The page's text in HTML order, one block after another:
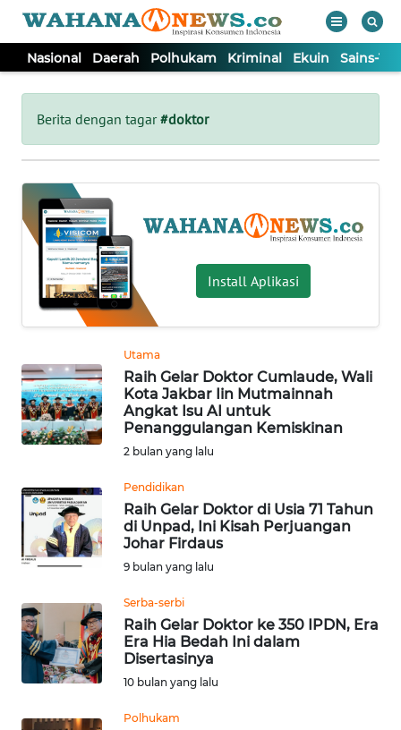
Nasional Daerah Polhukam Kriminal Ekuin Sains-
Berita dengan tagar#doktor
Install Aplikasi
Utama
Raih Gelar Doktor Cumlaude, Wali
Kota Jakbar Iin Mutmainnah
Angkat Isu AI untuk
Penanggulangan Kemiskinan
2 bulan yang lalu
Pendidikan
Raih Gelar Doktor di Usia 71 Tahun
di Unpad, Ini Kisah Perjuangan
Johar Firdaus
9 bulan yang lalu
Serba-serbi
Raih Gelar Doktor ke 350 IPDN, Era
Era Hia Bedah Ini dalam
Disertasinya
10 bulan yang lalu
Polhukam
Tutup
NASIONAL
DAERAH
POLHUKAM
KRIMINAL
EKUIN
SAINS-TEKNO
INTERNASIONAL
SERBA-SERBI
PENDIDIKAN
OLAHRAGA